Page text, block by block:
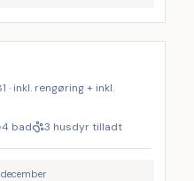
· inkl. rengøring + inkl.
4 bad
3 husdyr tilladt